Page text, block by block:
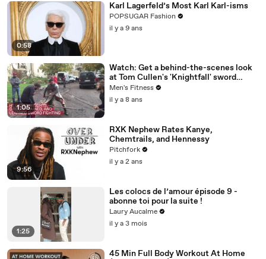
0:58
Karl Lagerfeld’s Most Karl Karl-isms
POPSUGAR Fashion
il y a 9 ans
1:05
Watch: Get a behind-the-scenes look
at Tom Cullen's 'Knightfall' sword
training
Men's Fitness
il y a 8 ans
9:56
RXK Nephew Rates Kanye,
Chemtrails, and Hennessy
Pitchfork
il y a 2 ans
1:25
Les colocs de l’amour épisode 9 -
abonne toi pour la suite !
Laury Aucalme
il y a 3 mois
45 Min Full Body Workout At Home